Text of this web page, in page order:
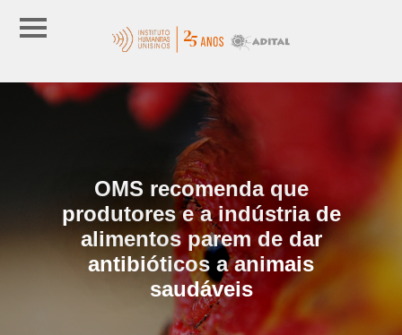
OMS recomenda que
produtores e a indústria de
alimentos parem de dar
antibióticos a animais
saudáveis